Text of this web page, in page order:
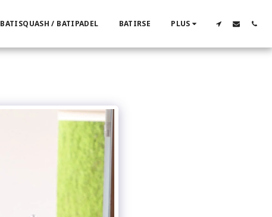
BATISQUASH / BATIPADEL BATIRSE PLUS